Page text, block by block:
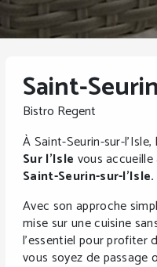
Saint-
Bistro Regent
À Saint-Seurin-sur-l’Isle,
Sur l’Isle vous
Saint-Seurin-sur-l’Isle.
Avec son approche
mise sur une cuisine
l’essentiel pour profiter
vous soyez de passage